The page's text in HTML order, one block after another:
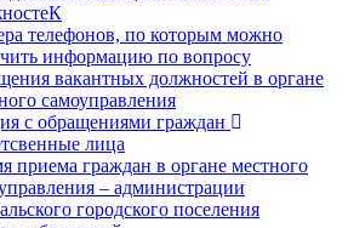
телефонов, по которым можно
информацию по вопросу
вакантных должностей в органе
самоуправления
с обращениями граждан
лица
приема граждан в органе местного
– администрации
городского поселения